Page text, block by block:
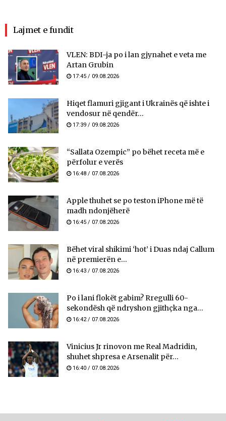
Lajmet e fundit
VLEN: BDI-ja po i lan gjynahet e veta me
Artan Grubin
17:45 / 09.08.2026
Hiqet flamuri gjigant i Ukrainës që ishte i
vendosur në qendër...
17:39 / 09.08.2026
“Sallata Ozempic” po bëhet receta më e
përfolur e verës
16:48 / 07.08.2026
Apple thuhet se po teston iPhone më të
madh ndonjëherë
16:45 / 07.08.2026
Bëhet viral shikimi ‘hot’ i Duas ndaj Callum
në premierën e...
16:43 / 07.08.2026
Po i lani flokët gabim? Rregulli 60-
sekondësh që ndryshon gjithçka nga...
16:42 / 07.08.2026
Vinicius Jr rinovon me Real Madridin,
shuhet shpresa e Arsenalit për...
16:40 / 07.08.2026